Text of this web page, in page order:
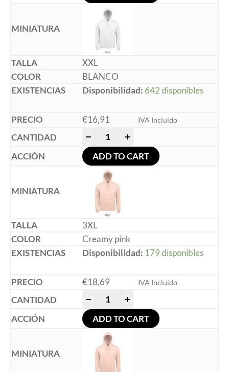
XXL
BLANCO
Disponibilidad: 642 disponibles
€16,91 IVA Incluido
ADD TO CART
3XL
Creamy pink
Disponibilidad: 179 disponibles
€18,69 IVA Incluido
ADD TO CART